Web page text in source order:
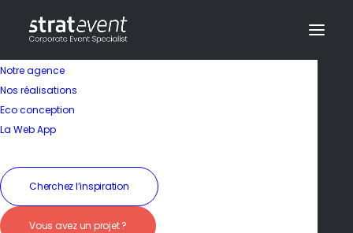
Notre agence
Nos réalisations
Eco conception
La Web App
Cherchez l’inspiration
Vous avez un projet ?
Alentejo